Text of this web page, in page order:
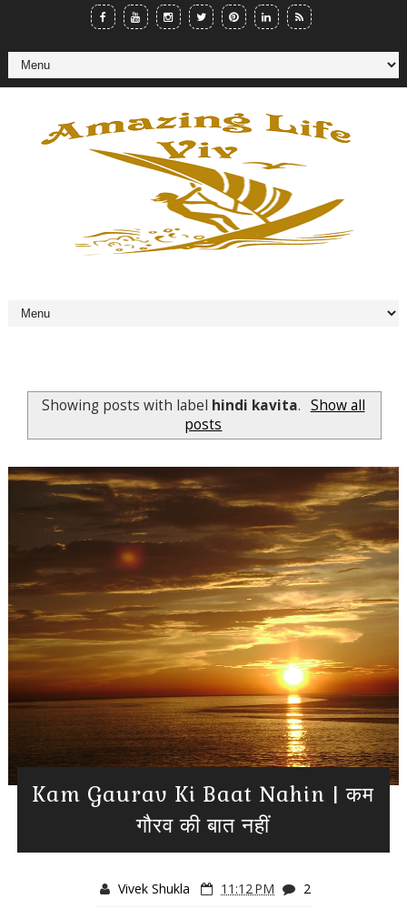
Showing posts with label hindi kavita. Show all
posts
Kam Gaurav Ki Baat Nahin | कम
गौरव की बात नहीं
Vivek Shukla 11:12 PM 2